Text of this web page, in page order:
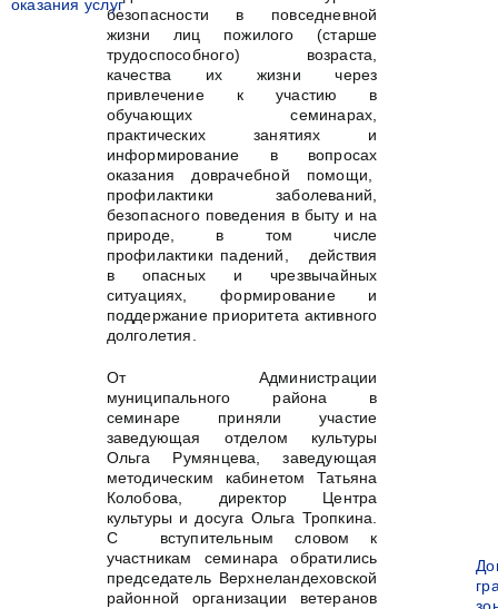
безопасности в повседневной
жизни лиц пожилого (старше
трудоспособного) возраста,
качества их жизни через
привлечение к участию в
обучающих семинарах,
практических занятиях и
информирование в вопросах
оказания доврачебной помощи,
профилактики заболеваний,
безопасного поведения в быту и на
природе, в том числе
профилактики падений, действия
в опасных и чрезвычайных
ситуациях, формирование и
поддержание приоритета активного
долголетия.
От Администрации
муниципального района в
семинаре приняли участие
заведующая отделом культуры
Ольга Румянцева, заведующая
методическим кабинетом Татьяна
Колобова, директор Центра
культуры и досуга Ольга Тропкина.
С вступительным словом к
участникам семинара обратились
председатель Верхнеландеховской
районной организации ветеранов
оказания услуг